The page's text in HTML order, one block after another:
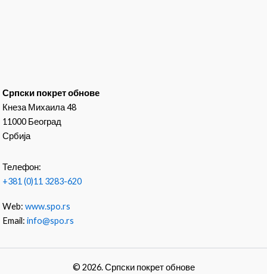
Српски покрет обнове
Кнеза Михаила 48
11000 Београд
Србија
Телефон:
+381 (0)11 3283-620
Web:www.spo.rs
Email:info@spo.rs
© 2026. Српски покрет обнове